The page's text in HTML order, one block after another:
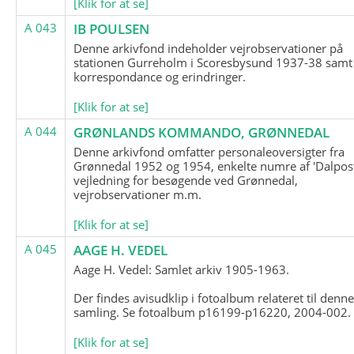
A 043
IB POULSEN
Denne arkivfond indeholder vejrobservationer på
stationen Gurreholm i Scoresbysund 1937-38 samt
korrespondance og erindringer.
[Klik for at se]
A 044
GRØNLANDS KOMMANDO, GRØNNEDAL
Denne arkivfond omfatter personaleoversigter fra
Grønnedal 1952 og 1954, enkelte numre af
vejledning for besøgende ved Grønnedal,
vejrobservationer m.m.
[Klik for at se]
A 045
AAGE H. VEDEL
Aage H. Vedel: Samlet arkiv 1905-1963.
Der findes avisudklip i fotoalbum relateret til denne
samling. Se fotoalbum p16199-p16220, 2004-002.
[Klik for at se]